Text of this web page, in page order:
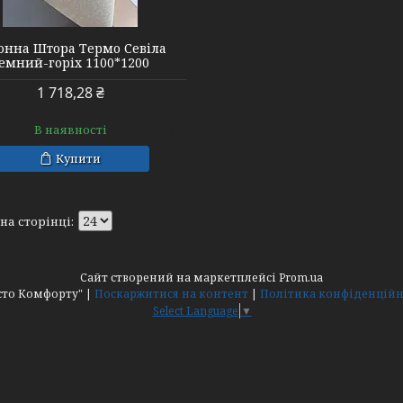
Штора Термо Севіла
горіх 1100*1200
1 718,28 ₴
В наявності
Купити
Сайт створений на маркетплейсі Prom.ua
"Місто Комфорту" | Поскаржитися на контент | Політика
Select Language ▼